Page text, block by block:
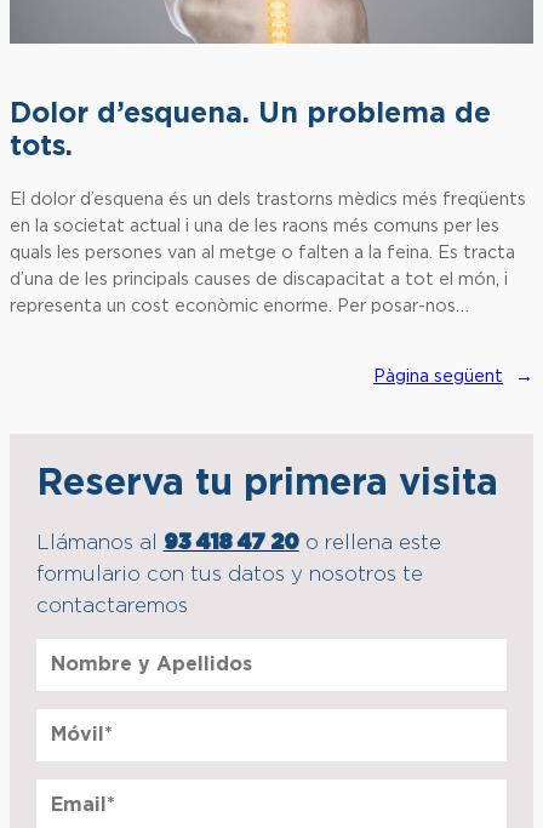
Dolor d’esquena. Un problema de
tots.
El dolor d’esquena és un dels trastorns mèdics més freqüents
en la societat actual i una de les raons més comuns per les
quals les persones van al metge o falten a la feina. Es tracta
d’una de les principals causes de discapacitat a tot el món, i
representa un cost econòmic enorme. Per posar-nos…
Pàgina següent →
Reserva tu primera visita
Llámanos al 93 418 47 20o rellena este
formulario con tus datos y nosotros te
contactaremos